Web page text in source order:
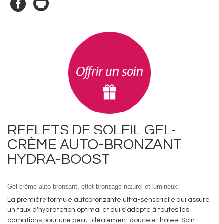
REFLETS DE SOLEIL GEL-
CRÈME AUTO-BRONZANT
HYDRA-BOOST
Gel-crème auto-bronzant, effet bronzage naturel et lumineux.
La première formule autobronzante ultra-sensorielle qui assure
un taux d'hydratation optimal et qui s'adapte à toutes les
carnations pour une peau idéalement douce et hâlée. Soin